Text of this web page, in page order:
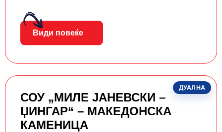
Види повеќе
ДУАЛНА
СОУ „МИЛЕ ЈАНЕВСКИ –
ЏИНГАР“ – МАКЕДОНСКА
КАМЕНИЦА